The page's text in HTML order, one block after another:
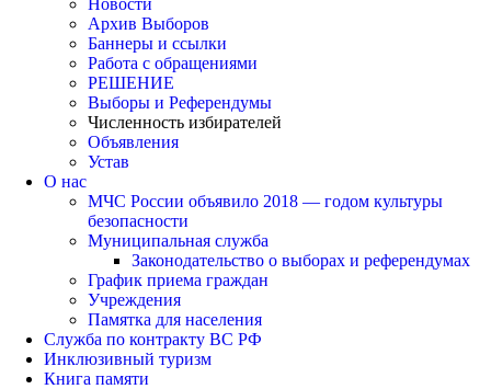
Архив Выборов
Баннеры и ссылки
Работа с обращениями
РЕШЕНИЕ
Выборы и Референдумы
Численность избирателей
Объявления
Устав
О нас
МЧС России объявило 2018 — годом культуры
безопасности
Муниципальная служба
Законодательство о выборах и референдумах
График приема граждан
Учреждения
Памятка для населения
Служба по контракту ВС РФ
Инклюзивный туризм
Книга памяти